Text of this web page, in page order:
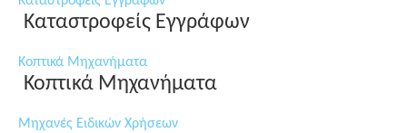
Καταστροφείς Εγγράφων
Κοπτικά Μηχανήματα
Κοπτικά Μηχανήματα
Μηχανές Ειδικών Χρήσεων